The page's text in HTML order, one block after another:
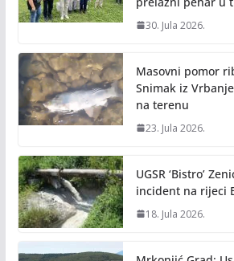
30. Jula 2026.
Masovni pomor
Snimak iz
na terenu
23. Jula 2026.
UGSR ‘Bistro’
incident na rijeci
18. Jula 2026.